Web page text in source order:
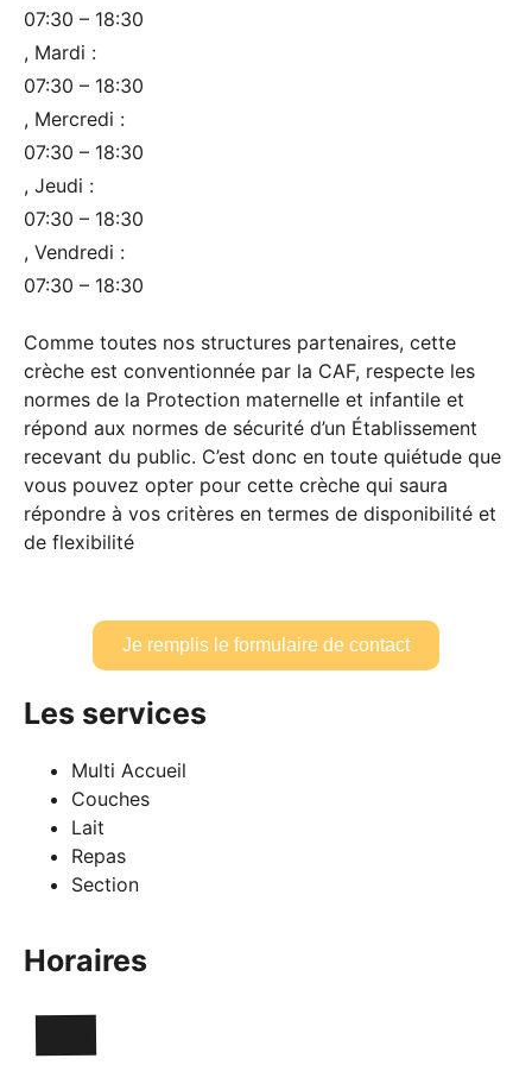
07:30 – 18:30
, Mardi :
07:30 – 18:30
, Mercredi :
07:30 – 18:30
, Jeudi :
07:30 – 18:30
, Vendredi :
07:30 – 18:30
Comme toutes nos structures partenaires, cette
crèche est conventionnée par la CAF, respecte les
normes de la Protection maternelle et infantile et
répond aux normes de sécurité d’un Établissement
recevant du public. C’est donc en toute quiétude que
vous pouvez opter pour cette crèche qui saura
répondre à vos critères en termes de disponibilité et
de flexibilité
Je remplis le formulaire de contact
Les services
Multi Accueil
Couches
Lait
Repas
Section
Horaires